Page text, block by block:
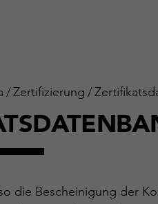
/Zertifizierung /
die Bescheinigung der